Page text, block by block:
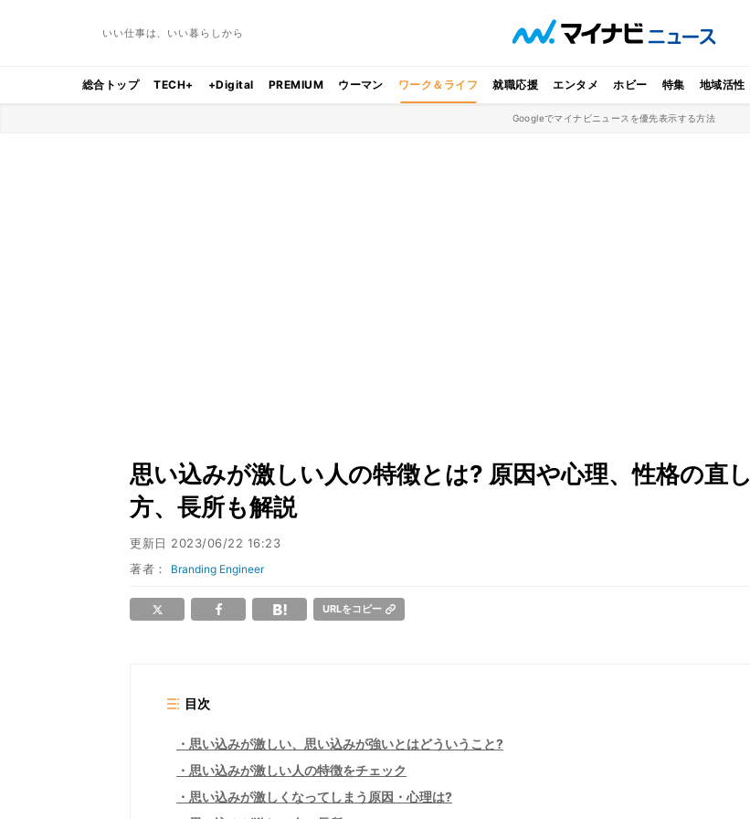
いい仕事は、いい暮らしから
総合トップ TECH+ +Digital PREMIUM ウーマン ワーク＆ライフ 就職応援 エンタメ ホビー 特集 地域活性
Googleでマイナビニュースを優先表示する方法
思い込みが激しい人の特徴とは? 原因や心理、性格の直し
方、長所も解説
更新日 2023/06/22 16:23
著者： Branding Engineer
URLをコピー
目次
思い込みが激しい、思い込みが強いとはどういうこと?
思い込みが激しい人の特徴をチェック
思い込みが激しくなってしまう原因・心理は?